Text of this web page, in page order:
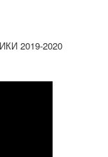
2019-2020